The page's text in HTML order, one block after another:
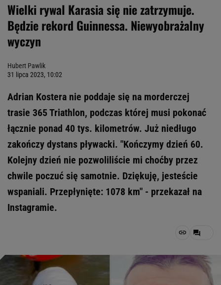
Wielki rywal Karasia się nie zatrzymuje.
Będzie rekord Guinnessa. Niewyobrażalny
wyczyn
Hubert Pawlik
31 lipca 2023, 10:02
Adrian Kostera nie poddaje się na morderczej
trasie 365 Triathlon, podczas której musi pokonać
łącznie ponad 40 tys. kilometrów. Już niedługo
zakończy dystans pływacki. "Kończymy dzień 60.
Kolejny dzień nie pozwoliliście mi choćby przez
chwile poczuć się samotnie. Dziękuję, jesteście
wspaniali. Przepłynięte: 1078 km" - przekazał na
Instagramie.